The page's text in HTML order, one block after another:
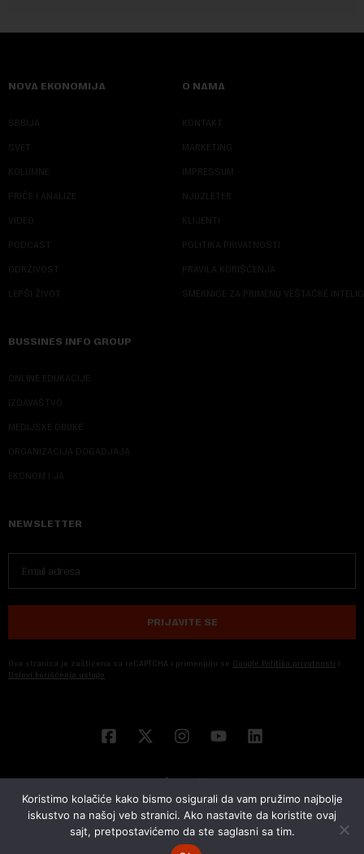
NOVA EKONOMIJA
SRBIJA
SVET
KOLUMNE
PRIČE I ANALIZE
VIDEO
PODCAST
ODRŽIVOST
LEPŠI ŽIVOT
O NAMA
KONTAKT
MARKETING
IMPRESSUM
NJUZLETER
KLIJENTI
POLITIKA PRIVATNOSTI
PRAVILA KORIŠĆENJA
SMERNICE ZA PRIMENU VEŠTAČKE
BUSSINES INFO GROUP
ONLINE EDUKACIJE
IZDAVAŠTVO
MEDIJSKE OBUKE
ORGANIZACIJA DOGADJAJA
EKONOM I JA
NEWSLETTER
PRIJAVITE SE
Ova stranica je zaštićena sa reCAPTCHA i primenjuju se Google Politika privatnosti i
Uslovi korišćenja usluge
© 2026 NOVA EKONOMIJA | SVA PRAVA ZADŽANA | DEVELOPED BY
Koristimo kolačiće kako bismo osigurali da vam pružimo najbolje
iskustvo na našoj veb stranici. Ako nastavite da koristite ovaj
sajt, pretpostavićemo da ste saglasni sa tim.